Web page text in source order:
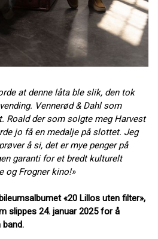
at denne låta ble slik, den tok
Vennerød & Dahl som
Roald der som solgte meg Harvest
jo få en medalje på slottet. Jeg
å si, det er mye penger på
garanti for et bredt kulturelt
og Frogner kino!»
«20 Lillos uten filter»,
slippes 24. januar 2025 for å